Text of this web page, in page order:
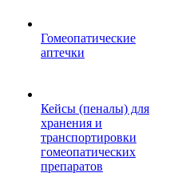
Гомеопатические
аптечки
Кейсы (пеналы) для
хранения и
транспортировки
гомеопатических
препаратов